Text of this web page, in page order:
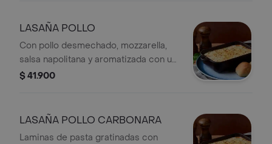
LASAÑA POLLO
Con pollo desmechado, mozzarella,
salsa napolitana y aromatizada con un
toque de pesto y salsa blanca.
$ 41.900
LASAÑA POLLO CARBONARA
Laminas de pasta gratinadas con